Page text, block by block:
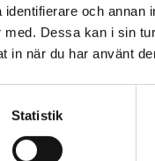
och annan
Dessa kan i sin
in när du har använt
Statistik
utanför